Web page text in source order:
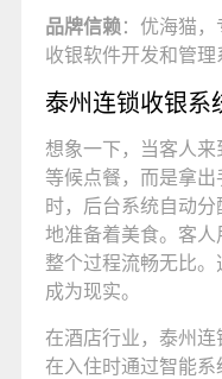
品牌信赖 ：优海猫
收银软件开发和管理
泰州连锁收银系
想象一下，当客人
等候点餐，而是拿
时，后台系统自动
地准备着美食。客人
整个过程流畅无比
成为现实。
在酒店行业，泰州
在入住时通过智能